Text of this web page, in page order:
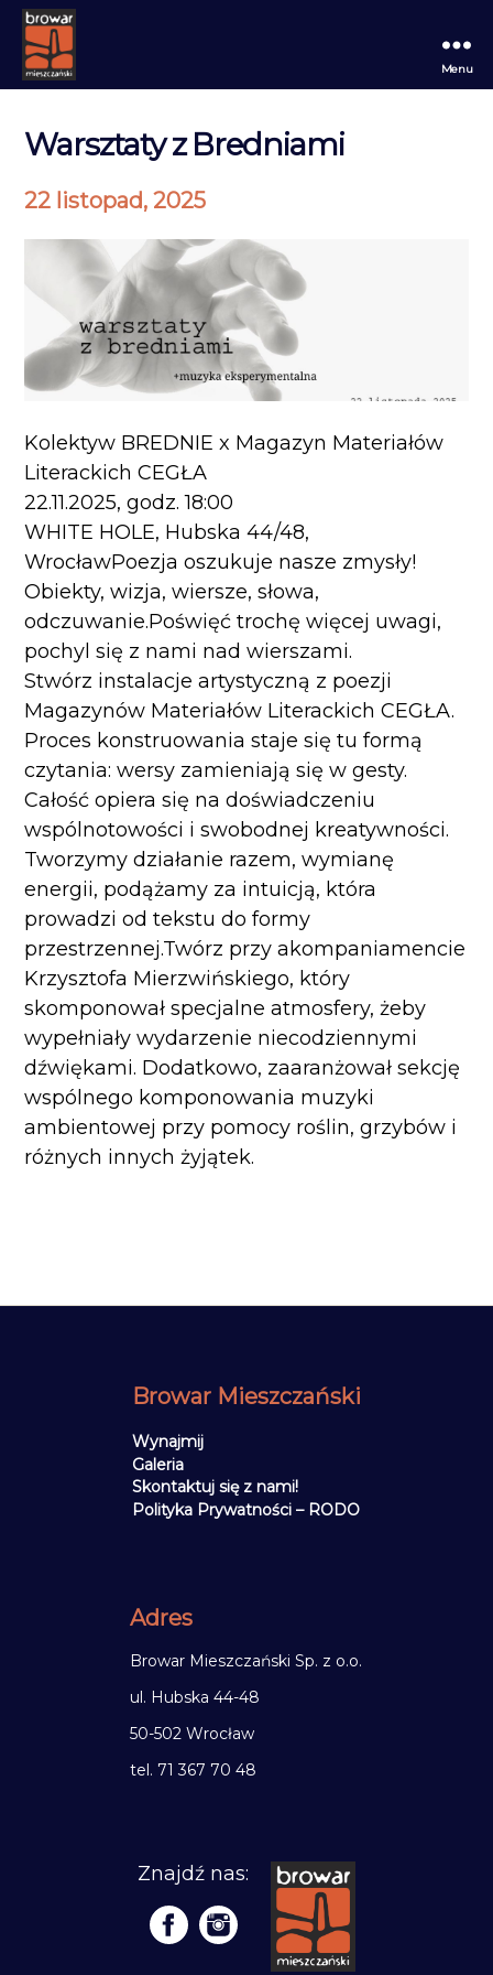
Browar
Menu
Warsztaty z Bredniami
22 listopad, 2025
Kolektyw BREDNIE x Magazyn Materiałów
Literackich CEGŁA
22.11.2025, godz. 18:00
WHITE HOLE, Hubska 44/48,
WrocławPoezja oszukuje nasze zmysły!
Obiekty, wizja, wiersze, słowa,
odczuwanie.Poświęć trochę więcej uwagi,
pochyl się z nami nad wierszami.
Stwórz instalacje artystyczną z poezji
Magazynów Materiałów Literackich CEGŁA.
Proces konstruowania staje się tu formą
czytania: wersy zamieniają się w gesty.
Całość opiera się na doświadczeniu
wspólnotowości i swobodnej kreatywności.
Tworzymy działanie razem, wymianę
energii, podążamy za intuicją, która
prowadzi od tekstu do formy
przestrzennej.Twórz przy akompaniamencie
Krzysztofa Mierzwińskiego, który
skomponował specjalne atmosfery, żeby
wypełniały wydarzenie niecodziennymi
dźwiękami. Dodatkowo, zaaranżował sekcję
wspólnego komponowania muzyki
ambientowej przy pomocy roślin, grzybów i
różnych innych żyjątek.
Browar Mieszczański
Wynajmij
Galeria
Skontaktuj się z nami!
Polityka Prywatności – RODO
Adres
Browar Mieszczański Sp. z o.o.
ul. Hubska 44-48
50-502 Wrocław
tel. 71 367 70 48
Znajdź nas: